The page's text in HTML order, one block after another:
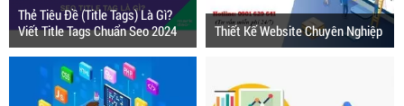
Thẻ Tiêu Đề (Title Tags) Là Gì?
Viết Title Tags Chuẩn Seo 2024
Thiết Kế Website Chuyên Nghiệp